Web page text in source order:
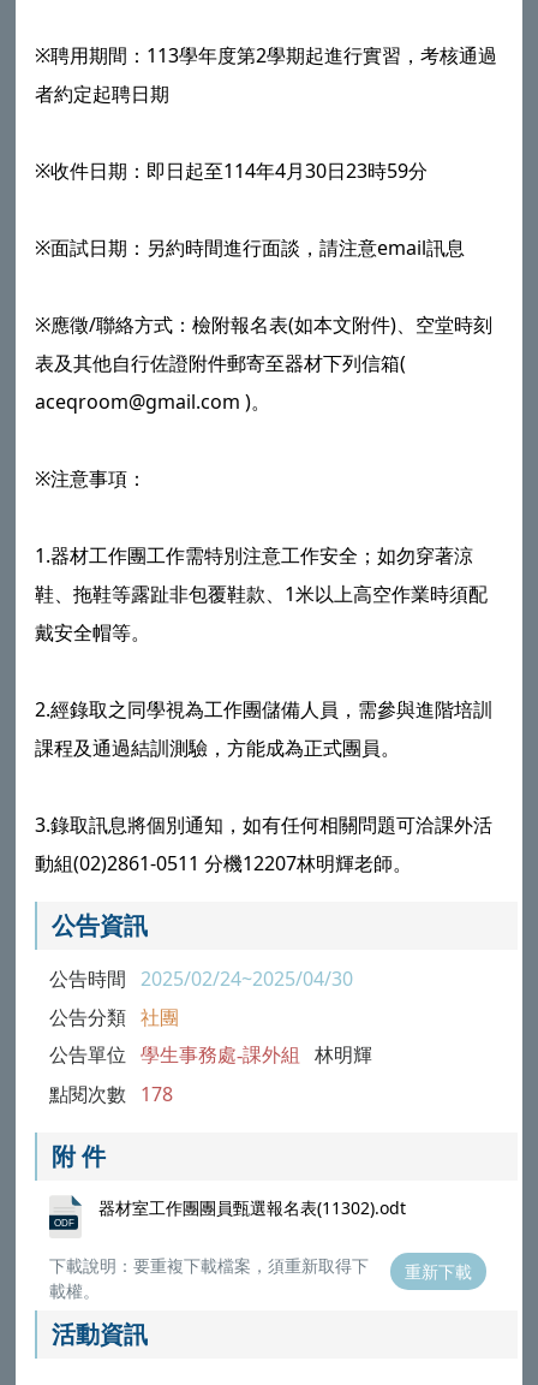
※聘用期間：113學年度第2學期起進行實習，考核通過
者約定起聘日期
※收件日期：即日起至114年4月30日23時59分
※面試日期：另約時間進行面談，請注意email訊息
※應徵/聯絡方式：檢附報名表(如本文附件)、空堂時刻
表及其他自行佐證附件郵寄至器材下列信箱(
aceqroom@gmail.com )。
※注意事項：
1.器材工作團工作需特別注意工作安全；如勿穿著涼
鞋、拖鞋等露趾非包覆鞋款、1米以上高空作業時須配
戴安全帽等。
2.經錄取之同學視為工作團儲備人員，需參與進階培訓
課程及通過結訓測驗，方能成為正式團員。
3.錄取訊息將個別通知，如有任何相關問題可洽課外活
動組(02)2861-0511 分機12207林明輝老師。
公告資訊
公告時間 2025/02/24~2025/04/30
公告分類 社團
公告單位 學生事務處-課外組 林明輝
點閱次數 178
附 件
器材室工作團團員甄選報名表(11302).odt
下載說明：要重複下載檔案，須重新取得下
載權。
重新下載
活動資訊